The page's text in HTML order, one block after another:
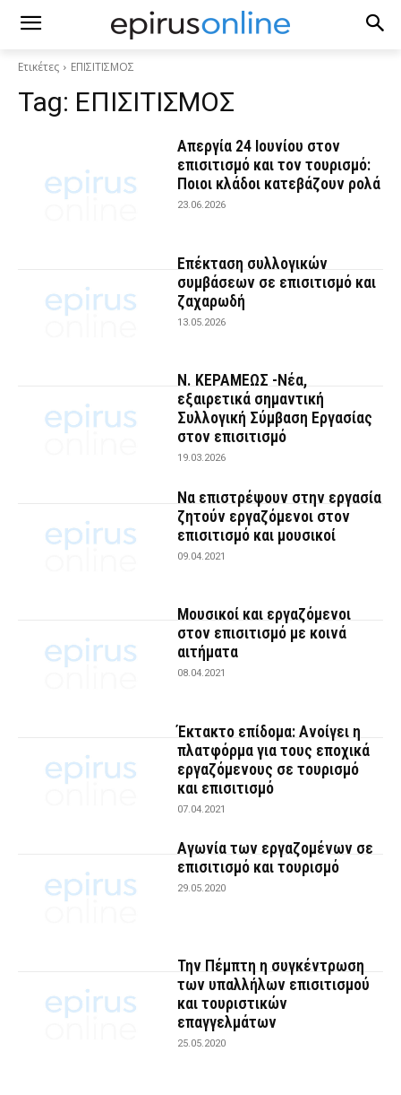
Ετικέτες ΕΠΙΣΙΤΙΣΜΟΣ
Tag: ΕΠΙΣΙΤΙΣΜΟΣ
Απεργία 24 Ιουνίου στον
επισιτισμό και τον τουρισμό:
Ποιοι κλάδοι κατεβάζουν ρολά
23.06.2026
Επέκταση συλλογικών
συμβάσεων σε επισιτισμό και
ζαχαρωδή
13.05.2026
Ν. ΚΕΡΑΜΕΩΣ -Νέα,
εξαιρετικά σημαντική
Συλλογική Σύμβαση Εργασίας
στον επισιτισμό
19.03.2026
Να επιστρέψουν στην εργασία
ζητούν εργαζόμενοι στον
επισιτισμό και μουσικοί
09.04.2021
Μουσικοί και εργαζόμενοι
στον επισιτισμό με κοινά
αιτήματα
08.04.2021
Έκτακτο επίδομα: Ανοίγει η
πλατφόρμα για τους εποχικά
εργαζόμενους σε τουρισμό
και επισιτισμό
07.04.2021
Αγωνία των εργαζομένων σε
επισιτισμό και τουρισμό
29.05.2020
Την Πέμπτη η συγκέντρωση
των υπαλλήλων επισιτισμού
και τουριστικών
επαγγελμάτων
25.05.2020